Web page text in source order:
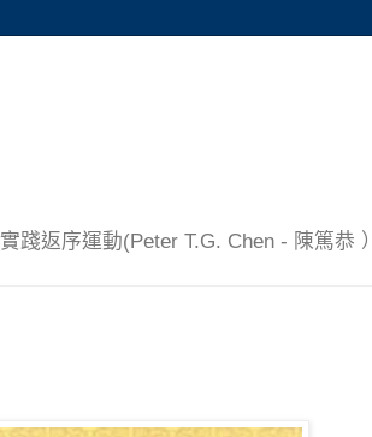
踐返序運動(Peter T.G. Chen - 陳篤恭 ）